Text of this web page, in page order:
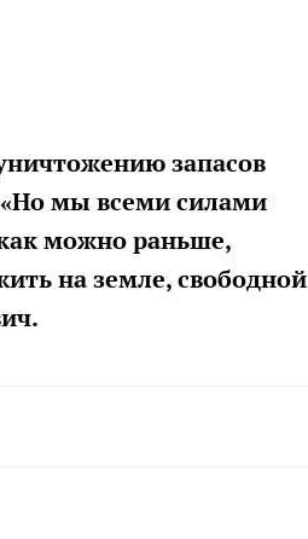
запасов
«Но мы всеми силами
можно раньше,
на земле, свободной